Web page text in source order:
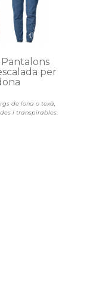
de lona o texà,
i transpirables.
Pantalons
per